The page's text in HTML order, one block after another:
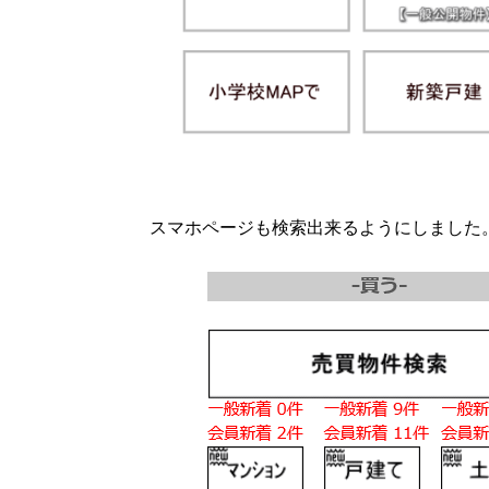
スマホページも検索出来るようにしました